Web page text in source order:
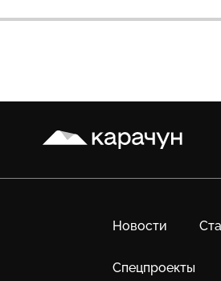
Карачун
Новости
Спецпроекты